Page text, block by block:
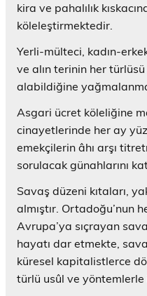
kira ve pahalılık
köleleştirmektedir.
Yerli-mülteci, kadın-
ve alın terinin her
alabildiğine
Asgari ücret köleliğine
cinayetlerinde her ay
emekçilerin âhı arşı
sorulacak günahlarını
Savaş düzeni kıtaları,
almıştır. Ortadoğu’nun
Avrupa’ya sıçrayan
hayatı dar etmekte,
küresel kapitalistlerce
türlü usûl ve yöntemlerle